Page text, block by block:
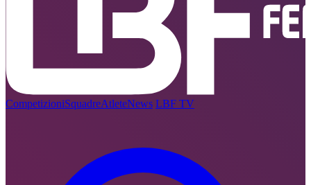
CompetizioniSquadreAtleteNews LBF TV